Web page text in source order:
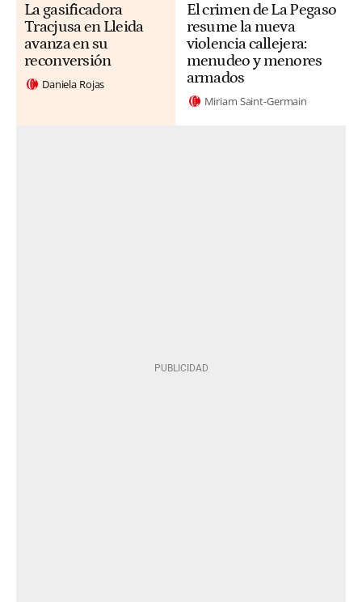
La gasificadora
Tracjusa en Lleida
avanza en su
reconversión
Daniela Rojas
El crimen de La Pegaso
resume la nueva
violencia callejera:
menudeo y menores
armados
Miriam Saint-Germain